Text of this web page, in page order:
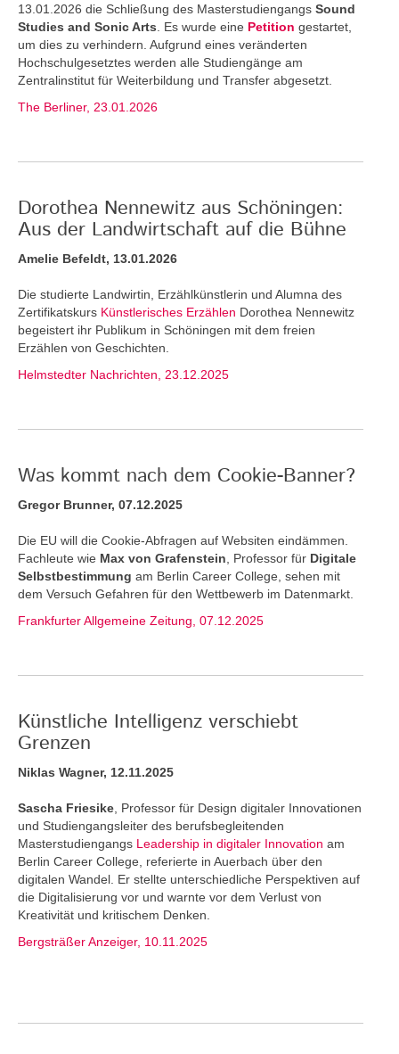
13.01.2026 die Schließung des Masterstudiengangs Sound
Studies and Sonic Arts . Es wurde eine Petition gestartet,
um dies zu verhindern. Aufgrund eines veränderten
Hochschulgesetztes werden alle Studiengänge am
Zentralinstitut für Weiterbildung und Transfer abgesetzt.
The Berliner, 23.01.2026
Dorothea Nennewitz aus Schöningen:
Aus der Landwirtschaft auf die Bühne
Amelie Befeldt, 13.01.2026
Die studierte Landwirtin, Erzählkünstlerin und Alumna des
Zertifikatskurs Künstlerisches Erzählen Dorothea Nennewitz
begeistert ihr Publikum in Schöningen mit dem freien
Erzählen von Geschichten.
Helmstedter Nachrichten, 23.12.2025
Was kommt nach dem Cookie-Banner?
Gregor Brunner, 07.12.2025
Die EU will die Cookie-Abfragen auf Websiten eindämmen.
Fachleute wie Max von Grafenstein , Professor für Digitale
Selbstbestimmung am Berlin Career College, sehen mit
dem Versuch Gefahren für den Wettbewerb im Datenmarkt.
Frankfurter Allgemeine Zeitung, 07.12.2025
Künstliche Intelligenz verschiebt
Grenzen
Niklas Wagner, 12.11.2025
Sascha Friesike , Professor für Design digitaler Innovationen
und Studiengangsleiter des berufsbegleitenden
Masterstudiengangs Leadership in digitaler Innovation am
Berlin Career College, referierte in Auerbach über den
digitalen Wandel. Er stellte unterschiedliche Perspektiven auf
die Digitalisierung vor und warnte vor dem Verlust von
Kreativität und kritischem Denken.
Bergsträßer Anzeiger, 10.11.2025